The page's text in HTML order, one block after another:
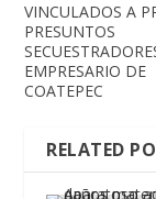
VINCULADOS A
PRESUNTOS
EMPRESARIO DE
COATEPEC
RELATED